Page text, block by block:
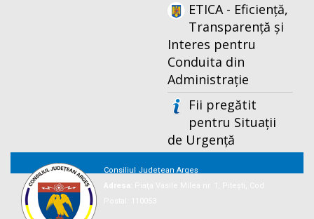
ETICA - Eficiență,
Transparență și
Interes pentru
Conduita din
Administrație
Fii pregătit
pentru Situații
de Urgență
Consiliul Județean Argeș